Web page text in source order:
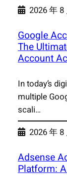
2026 年 8
Google
The
Account
In today’s
multiple
scali…
2026 年 8
Adsense
Platform: